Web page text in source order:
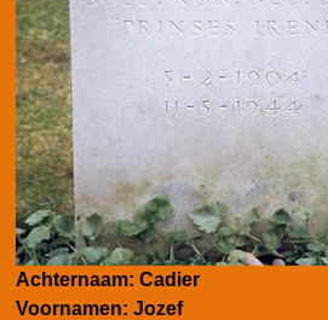
Achternaam: Cadier
Voornamen: Jozef